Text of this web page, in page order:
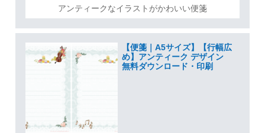
アンティークなイラストがかわいい便箋
【便箋｜A5サイズ】【行幅広
め】アンティーク デザイン
無料ダウンロード・印刷